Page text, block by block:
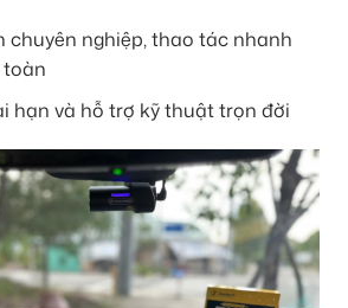
chuyên nghiệp, thao tác nhanh
toàn
hạn và hỗ trợ kỹ thuật trọn đời